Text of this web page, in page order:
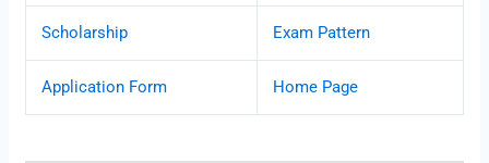
Scholarship Exam Pattern
Application Form Home Page